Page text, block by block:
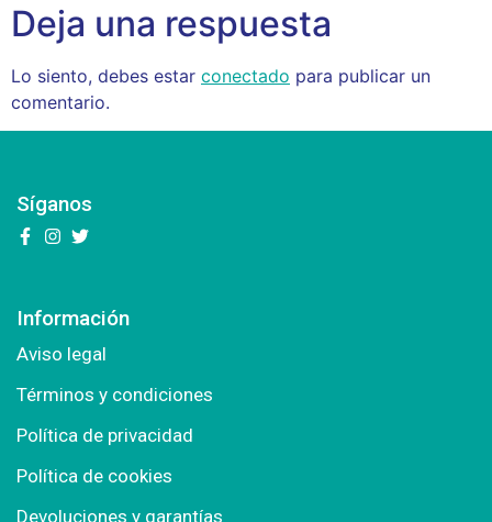
Deja una respuesta
Lo siento, debes estar conectado para publicar un
comentario.
Síganos
Información
Aviso legal
Términos y condiciones
Política de privacidad
Política de cookies
Devoluciones y garantías